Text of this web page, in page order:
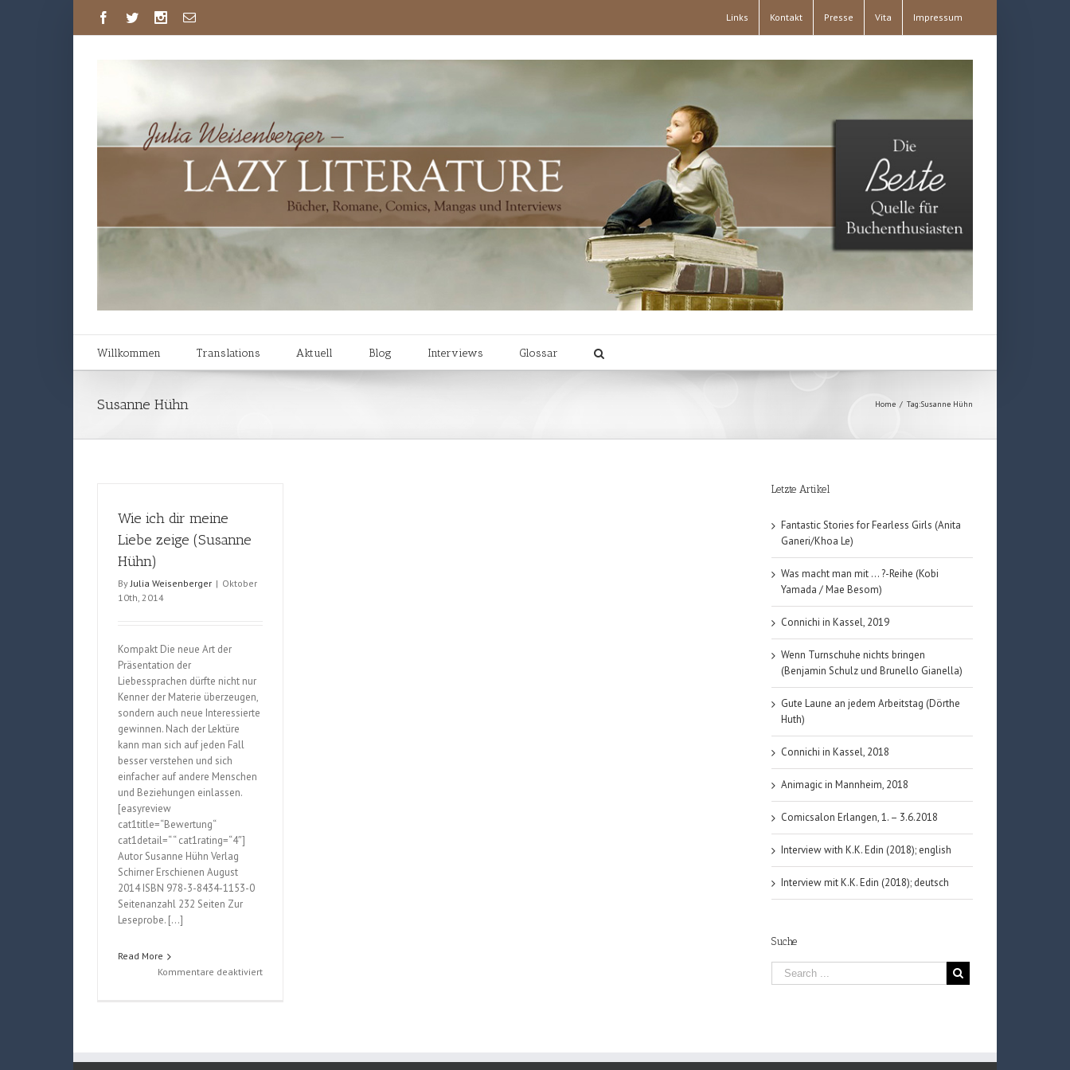
Links Kontakt Presse Vita Impressum
Willkommen Translations Aktuell Blog Interviews Glossar
Susanne Hühn Home / Tag:Susanne Hühn
Wie ich dir meine
Liebe zeige (Susanne
Hühn)
By Julia Weisenberger | Oktober
10th, 2014
Kompakt Die neue Art der
Präsentation der
Liebessprachen dürfte nicht nur
Kenner der Materie überzeugen,
sondern auch neue Interessierte
gewinnen. Nach der Lektüre
kann man sich auf jeden Fall
besser verstehen und sich
einfacher auf andere Menschen
und Beziehungen einlassen.
[easyreview
cat1title=“Bewertung“
cat1detail=“ “ cat1rating=“4″]
Autor Susanne Hühn Verlag
Schirner Erschienen August
2014 ISBN 978-3-8434-1153-0
Seitenanzahl 232 Seiten Zur
Leseprobe. […]
Read More
Kommentare deaktiviertfür
zeige
Letzte Artikel
Fantastic Stories for Fearless Girls (Anita
Ganeri/Khoa Le)
Was macht man mit … ?-Reihe (Kobi
Yamada / Mae Besom)
Connichi in Kassel, 2019
Wenn Turnschuhe nichts bringen
(Benjamin Schulz und Brunello Gianella)
Gute Laune an jedem Arbeitstag (Dörthe
Huth)
Connichi in Kassel, 2018
Animagic in Mannheim, 2018
Comicsalon Erlangen, 1. – 3.6.2018
Interview with K.K. Edin (2018); english
Interview mit K.K. Edin (2018); deutsch
Suche